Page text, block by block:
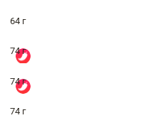
64 г
74 г
74 г
74 г